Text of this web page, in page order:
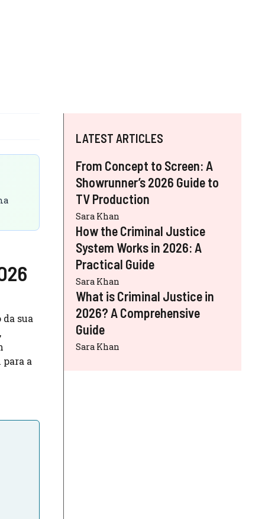
sua
a
LATEST ARTICLES
From Concept to Screen: A
Showrunner’s 2026 Guide to
TV Production
Sara Khan
How the Criminal Justice
System Works in 2026: A
Practical Guide
Sara Khan
What is Criminal Justice in
2026? A Comprehensive
Guide
Sara Khan